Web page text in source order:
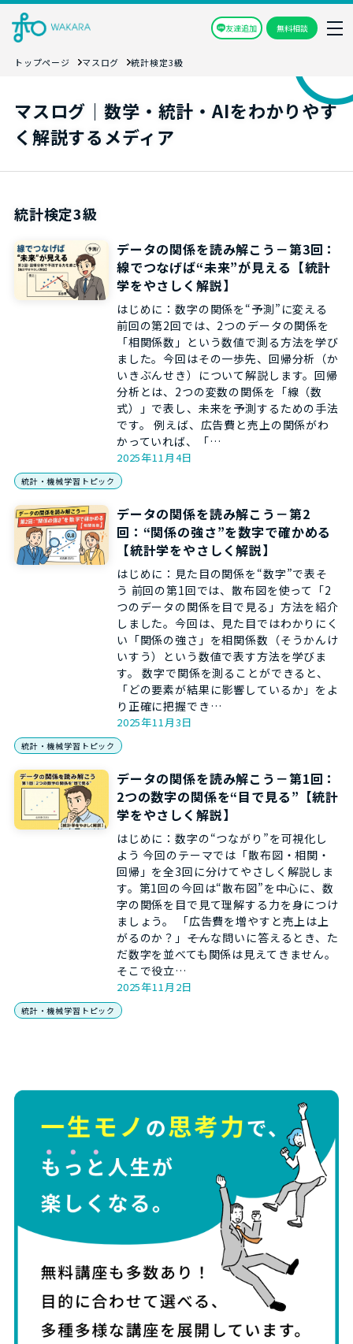
友達追加 無料相談
トップページ マスログ 統計検定3級
マスログ｜数学・統計・AIをわかりやす
く解説するメディア
統計検定3級
データの関係を読み解こう－第3回：
線でつなげば“未来”が見える【統計
学をやさしく解説】
はじめに：数字の関係を“予測”に変える
前回の第2回では、2つのデータの関係を
「相関係数」という数値で測る方法を学び
ました。今回はその一歩先、回帰分析（か
いきぶんせき）について解説します。回帰
分析とは、2つの変数の関係を「線（数
式）」で表し、未来を予測するための手法
です。 例えば、広告費と売上の関係がわ
かっていれば、「…
2025年11月4日
統計・機械学習トピック
データの関係を読み解こう－第2
回：“関係の強さ”を数字で確かめる
【統計学をやさしく解説】
はじめに：見た目の関係を“数字”で表そ
う 前回の第1回では、散布図を使って「2
つのデータの関係を目で見る」方法を紹介
しました。今回は、見た目ではわかりにく
い「関係の強さ」を相関係数（そうかんけ
いすう）という数値で表す方法を学びま
す。 数字で関係を測ることができると、
「どの要素が結果に影響しているか」をよ
り正確に把握でき…
2025年11月3日
統計・機械学習トピック
データの関係を読み解こう－第1回：
2つの数字の関係を“目で見る”【統計
学をやさしく解説】
はじめに：数字の“つながり”を可視化し
よう 今回のテーマでは「散布図・相関・
回帰」を全3回に分けてやさしく解説しま
す。第1回の今回は“散布図”を中心に、数
字の関係を目で見て理解する力を身につけ
ましょう。 「広告費を増やすと売上は上
がるのか？」――そんな問いに答えるとき、た
だ数字を並べても関係は見えてきません。
そこで役立…
2025年11月2日
統計・機械学習トピック